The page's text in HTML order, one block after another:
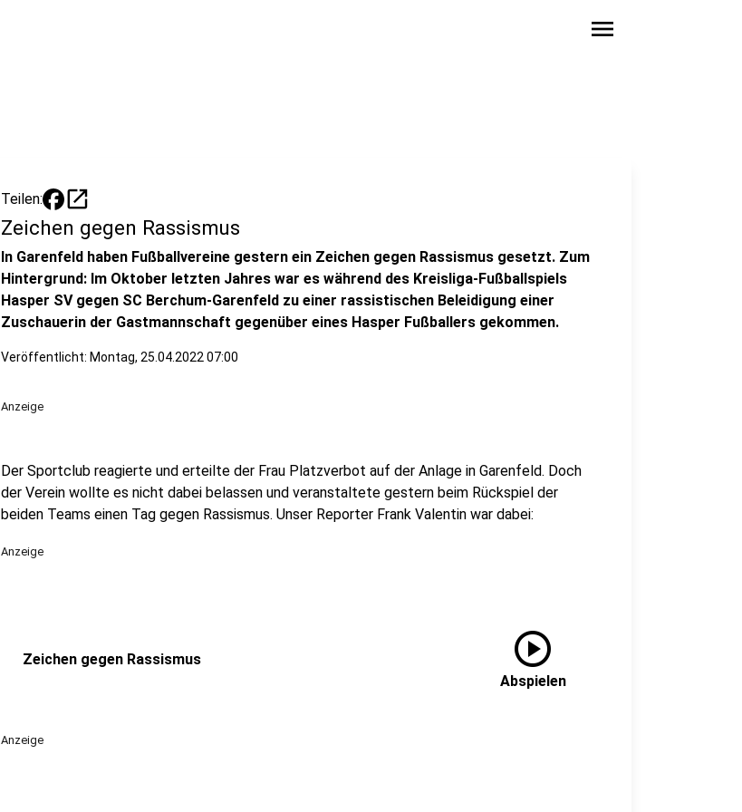
menu
Teilen: open_in_new
Zeichen gegen Rassismus
In Garenfeld haben Fußballvereine gestern ein Zeichen gegen Rassismus gesetzt. Zum
Hintergrund: Im Oktober letzten Jahres war es während des Kreisliga-Fußballspiels
Hasper SV gegen SC Berchum-Garenfeld zu einer rassistischen Beleidigung einer
Zuschauerin der Gastmannschaft gegenüber eines Hasper Fußballers gekommen.
Veröffentlicht: Montag, 25.04.2022 07:00
Anzeige
Der Sportclub reagierte und erteilte der Frau Platzverbot auf der Anlage in Garenfeld. Doch
der Verein wollte es nicht dabei belassen und veranstaltete gestern beim Rückspiel der
beiden Teams einen Tag gegen Rassismus. Unser Reporter Frank Valentin war dabei:
Anzeige
Zeichen gegen Rassismus play_circle
Abspielen
Anzeige